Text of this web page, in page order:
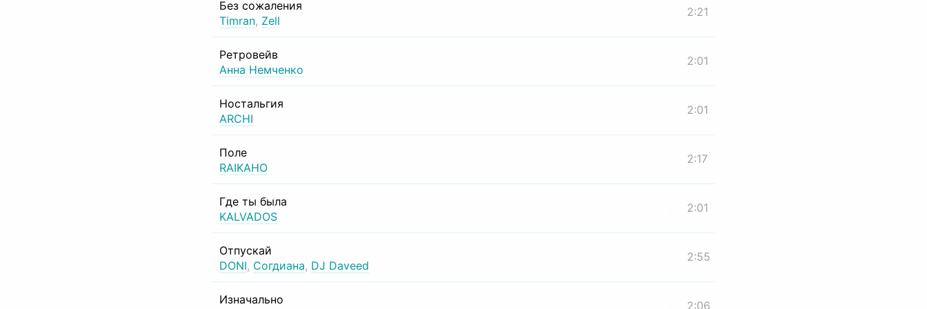
Без сожаления
Timran, Zell
2:21
Ретровейв
Анна Немченко
2:01
Ностальгия
ARCHI
2:01
Поле
RAIKAHO
2:17
Где ты была
KALVADOS
2:01
Отпускай
DONI, Согдиана, DJ Daveed
2:55
Изначально
2:06